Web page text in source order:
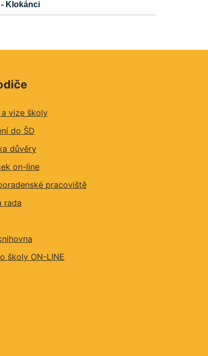
Klokánci
a vize školy
do ŠD
důvěry
on-line
pracoviště
rada
školy ON-LINE